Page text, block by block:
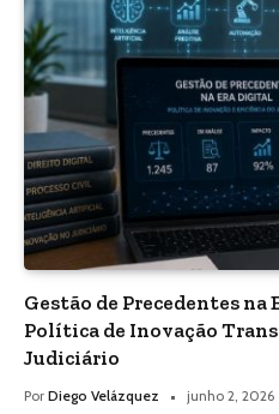
Gestão de Precedentes na
Política de Inovação
Judiciário
Por Diego Velázquez junho 2, 2026